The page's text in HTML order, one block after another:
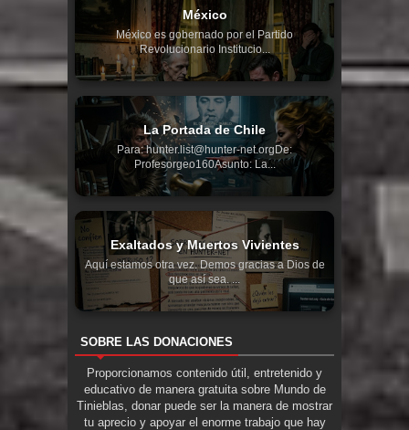
México
México es gobernado por el Partido
Revolucionario Institucio...
La Portada de Chile
Para: hunter.list@hunter-net.orgDe:
Profesorgeo160Asunto: La...
Exaltados y Muertos Vivientes
Aquí estamos otra vez. Demos gracias a Dios de
que así sea. ...
SOBRE LAS DONACIONES
Proporcionamos contenido útil, entretenido y
educativo de manera gratuita sobre Mundo de
Tinieblas, donar puede ser la manera de mostrar
tu aprecio y apoyar el enorme trabajo que hay